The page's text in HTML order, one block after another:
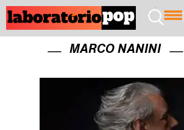
MARCO NANINI